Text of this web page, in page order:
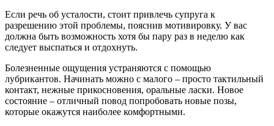
Если речь об усталости, стоит привлечь супруга к
разрешению этой проблемы, пояснив мотивировку. У вас
должна быть возможность хотя бы пару раз в неделю как
следует выспаться и отдохнуть.
Болезненные ощущения устраняются с помощью
лубрикантов. Начинать можно с малого – просто тактильный
контакт, нежные прикосновения, оральные ласки. Новое
состояние – отличный повод попробовать новые позы,
которые окажутся наиболее комфортными.